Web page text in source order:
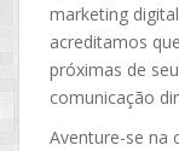
marketing
acreditamos
próximas de
comunicação
Aventure-se na